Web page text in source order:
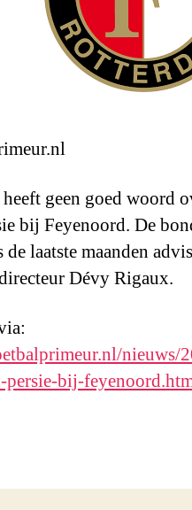
geen goed woord
bij Feyenoord. De
laatste maanden
Dévy Rigaux.
nieuws/
persie-bij-